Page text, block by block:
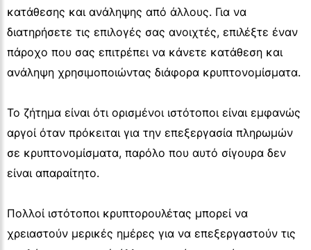
κατάθεσης και ανάληψης από άλλους. Για να
διατηρήσετε τις επιλογές σας ανοιχτές, επιλέξτε έναν
πάροχο που σας επιτρέπει να κάνετε κατάθεση και
ανάληψη χρησιμοποιώντας διάφορα κρυπτονομίσματα.
Το ζήτημα είναι ότι ορισμένοι ιστότοποι είναι εμφανώς
αργοί όταν πρόκειται για την επεξεργασία πληρωμών
σε κρυπτονομίσματα, παρόλο που αυτό σίγουρα δεν
είναι απαραίτητο.
Πολλοί ιστότοποι κρυπτορουλέτας μπορεί να
χρειαστούν μερικές ημέρες για να επεξεργαστούν τις